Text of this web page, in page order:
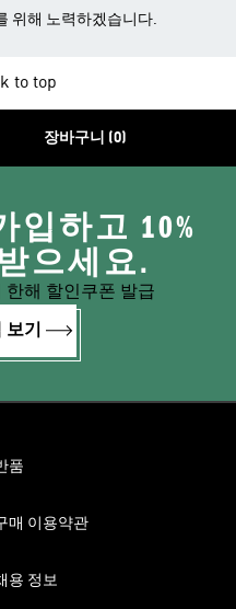
위해 노력하겠습니다.
to top
장바구니 (0)
입하고 10%
으세요.
해 할인쿠폰 발급
기
품
매 이용약관
용 정보